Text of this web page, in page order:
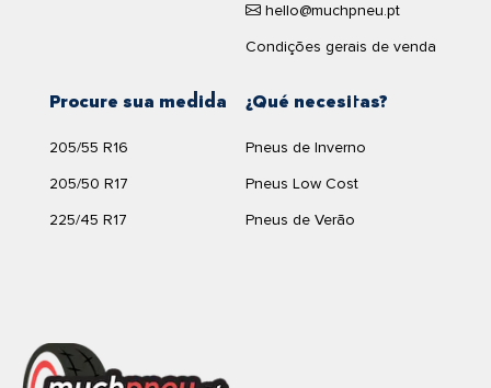
¿Qué necesitas?
Pneus de Inverno
Pneus Low Cost
Pneus de Verão
Procure sua medida
205/55 R16
205/50 R17
225/45 R17
hello@muchpneu.pt
Condições gerais de venda